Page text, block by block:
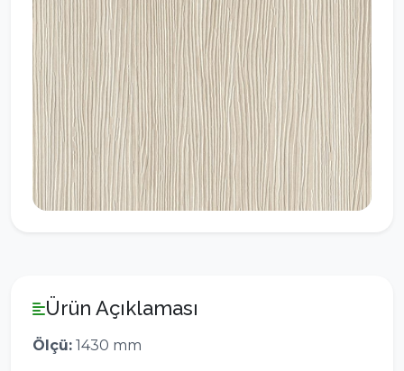
Ürün Açıklaması
Ölçü: 1430 mm